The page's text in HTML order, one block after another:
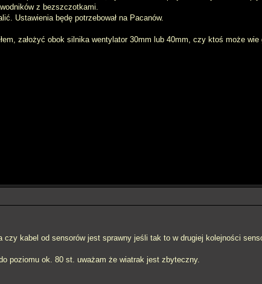
z bezszczotkami.
Ustawienia będę potrzebował na Pacanów.
założyć obok silnika wentylator 30mm lub 40mm, czy ktoś może
kabel od sensorów jest sprawny jeśli tak to w drugiej kolejności
poziomu ok. 80 st. uważam że wiatrak jest zbyteczny.